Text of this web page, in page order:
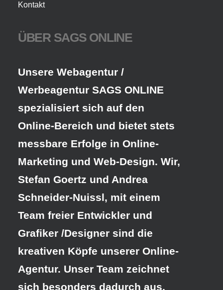
Kontakt
ÜBER SAGS ONLINE
Unsere Webagentur /
Werbeagentur SAGS ONLINE
spezialisiert sich auf den
Online-Bereich und bietet stets
messbare Erfolge in Online-
Marketing und Web-Design. Wir,
Stefan Goertz und Andrea
Schneider-Nuissl, mit einem
Team freier Entwickler und
Grafiker /Designer sind die
kreativen Köpfe unserer Online-
Agentur. Unser Team zeichnet
sich besonders dadurch aus,